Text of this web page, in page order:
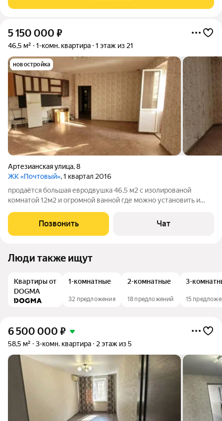
через трассу М-4
5 150 000 ₽
46,5 м² 1-комн. квартира 1 этаж из 21
новостройка
Артезианская улица,8
ЖК «Почтовый», 1 квартал 2016
продаётся большая евродвушка 46,5 м2 с изолированой
комнатой 12м2 и огромной ванной где можно установить и
разграничить пространство со спальными местами. сад и
школа 50 м, транспортная
Позвонить Чат
Люди также ищут
Квартиры от
DOGMA
1-комнатные
32 предложения
2-комнатные
18 предложений
3-
15
6 500 000 ₽
58,5 м² 3-комн. квартира 2 этаж из 5